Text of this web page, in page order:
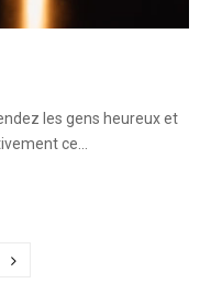
les gens heureux et
ce...